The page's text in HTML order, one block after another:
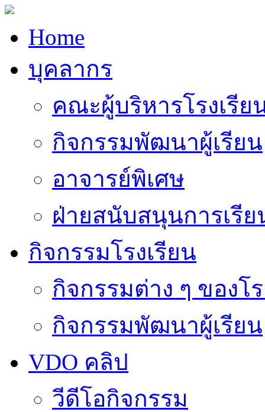
Home
บุคลากร
คณะผู้บริหารโรงเรีย
กิจกรรมพัฒนาผู้เรียน
อาจารย์พิเศษ
ฝ่ายสนับสนุนการเรี
กิจกรรมโรงเรียน
กิจกรรมต่าง ๆ ของโ
กิจกรรมพัฒนาผู้เรียน
VDO คลิป
วีดีโอกิจกรรม